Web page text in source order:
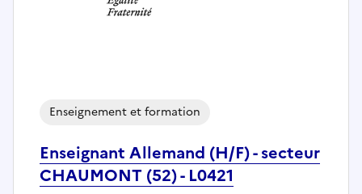
Enseignant Allemand (H/F) - secteur
CHAUMONT (52) - L0421
Enseignement et formation